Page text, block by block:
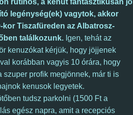
rutinos, a kenut fantasztikusan jól
legénység(ek) vagytok, akkor
kor Tiszafüreden az Albatrosz-
találkozunk. Igen, tehát az
kenuzókat kérjük, hogy jöjjenek
korábban vagyis 10 órára, hogy
szuper profik megjönnek, már ti is
kenusok legyetek.
tudsz parkolni (1500 Ft a
egész napra, amit a recepciós